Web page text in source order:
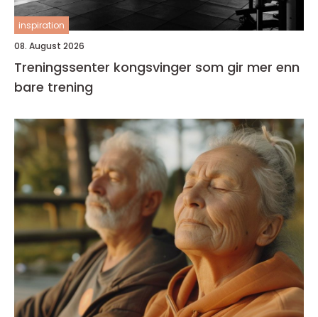
inspiration
08. August 2026
Treningssenter kongsvinger som gir mer enn
bare trening